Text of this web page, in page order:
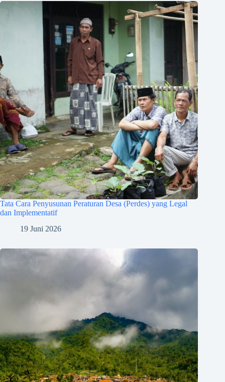
Tata Cara Penyusunan Peraturan Desa (Perdes) yang Legal
dan Implementatif
19 Juni 2026